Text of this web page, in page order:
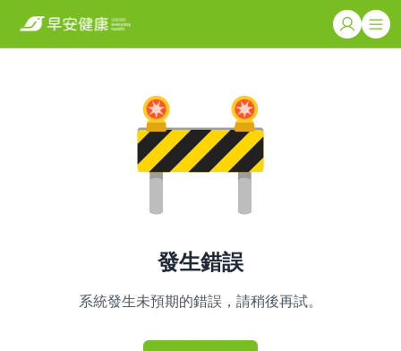
發生錯誤
系統發生未預期的錯誤，請稍後再試。